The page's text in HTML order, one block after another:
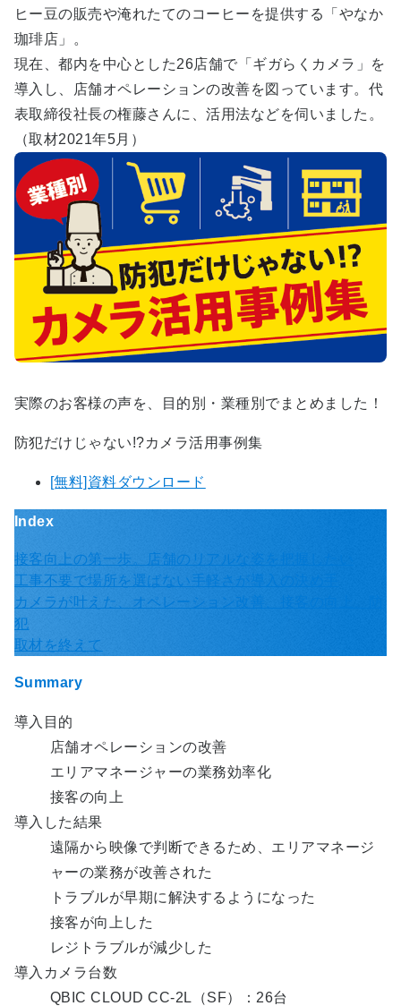
ヒー豆の販売や淹れたてのコーヒーを提供する「やなか
珈琲店」。
現在、都内を中心とした26店舗で「ギガらくカメラ」を
導入し、店舗オペレーションの改善を図っています。代
表取締役社長の権藤さんに、活用法などを伺いました。
（取材2021年5月）
実際のお客様の声を、目的別・業種別でまとめました！
防犯だけじゃない!?カメラ活用事例集
[無料]資料ダウンロード
Index
接客向上の第一歩。店舗のリアルな姿を把握したい
工事不要で場所を選ばない手軽さが導入の決め手
カメラが叶えた、オペレーション改善、接客の向上、防
犯
取材を終えて
Summary
導入目的
店舗オペレーションの改善
エリアマネージャーの業務効率化
接客の向上
導入した結果
遠隔から映像で判断できるため、エリアマネージ
ャーの業務が改善された
トラブルが早期に解決するようになった
接客が向上した
レジトラブルが減少した
導入カメラ台数
QBIC CLOUD CC-2L（SF）：26台